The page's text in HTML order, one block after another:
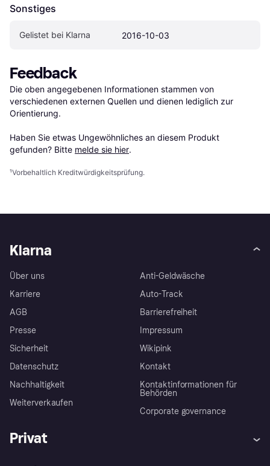
Sonstiges
Gelistet bei Klarna 2016-10-03
Feedback
Die oben angegebenen Informationen stammen von
verschiedenen externen Quellen und dienen lediglich zur
Orientierung.
Haben Sie etwas Ungewöhnliches an diesem Produkt
gefunden? Bitte melde sie hier.
¹Vorbehaltlich Kreditwürdigkeitsprüfung.
Klarna
Über uns
Karriere
AGB
Presse
Sicherheit
Datenschutz
Nachhaltigkeit
Weiterverkaufen
Anti-Geldwäsche
Auto-Track
Barrierefreiheit
Impressum
Wikipink
Kontakt
Kontaktinformationen für
Behörden
Corporate governance
Privat